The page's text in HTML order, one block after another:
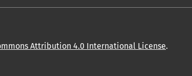
Attribution 4.0 International License.